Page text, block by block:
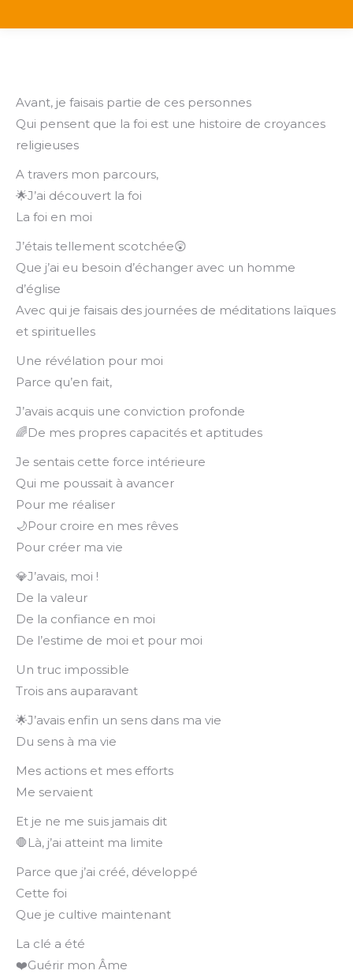
Avant, je faisais partie de ces personnes
Qui pensent que la foi est une histoire de croyances
religieuses
A travers mon parcours,
🌟J’ai découvert la foi
La foi en moi
J’étais tellement scotchée😲
Que j’ai eu besoin d’échanger avec un homme
d’église
Avec qui je faisais des journées de méditations laïques
et spirituelles
Une révélation pour moi
Parce qu’en fait,
J’avais acquis une conviction profonde
🌈De mes propres capacités et aptitudes
Je sentais cette force intérieure
Qui me poussait à avancer
Pour me réaliser
🌙Pour croire en mes rêves
Pour créer ma vie
💎J’avais, moi !
De la valeur
De la confiance en moi
De l’estime de moi et pour moi
Un truc impossible
Trois ans auparavant
🌟J’avais enfin un sens dans ma vie
Du sens à ma vie
Mes actions et mes efforts
Me servaient
Et je ne me suis jamais dit
🛑Là, j’ai atteint ma limite
Parce que j’ai créé, développé
Cette foi
Que je cultive maintenant
La clé a été
❤️Guérir mon Âme